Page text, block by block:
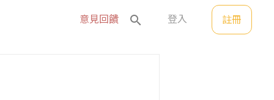
意見回饋 search 登入 註冊